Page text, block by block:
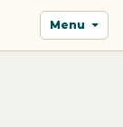
Menu